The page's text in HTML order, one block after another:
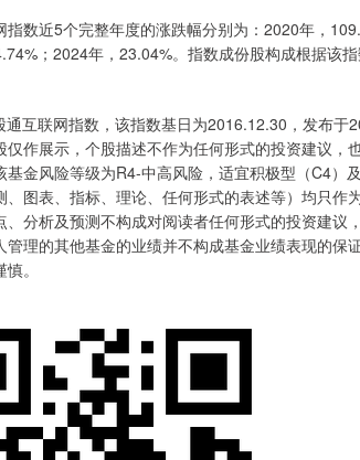
数近5个完整年度的涨跌幅分别为：2020年，
；2024年，23.04%。指数成份股构成根据该
联网指数，该指数基日为2016.12.30，发布于
作展示，个股描述不作为任何形式的投资建议，
金风险等级为R4-中高风险，适宜积极型（C4）
图表、指标、理论、任何形式的表述等）均只作
分析及预测不构成对阅读者任何形式的投资建议
理的其他基金的业绩并不构成基金业绩表现的保
。